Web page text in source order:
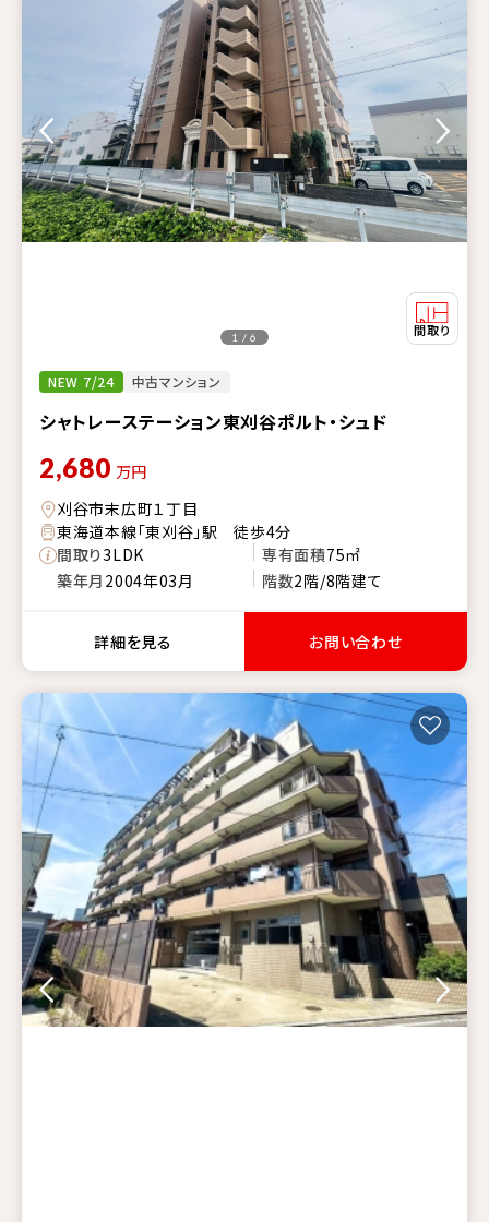
NEW 7/24 中古マンション
シャトレーステーション東刈谷ポルト・シュド
1 / 6
2,680 万円
刈谷市末広町１丁目
東海道本線「東刈谷」駅 徒歩4分
間取り3LDK 専有面積75㎡
築年月 2004年03月 階数2階/8階建て
詳細を見る お問い合わせ